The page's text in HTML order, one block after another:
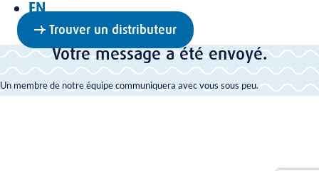
EN
Trouver un distributeur
Votre message a été envoyé.
Un membre de notre équipe communiquera avec vous sous peu.